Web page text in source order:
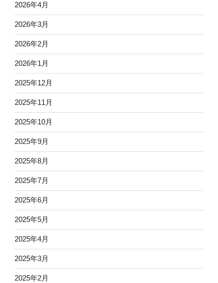
2026年4月
2026年3月
2026年2月
2026年1月
2025年12月
2025年11月
2025年10月
2025年9月
2025年8月
2025年7月
2025年6月
2025年5月
2025年4月
2025年3月
2025年2月